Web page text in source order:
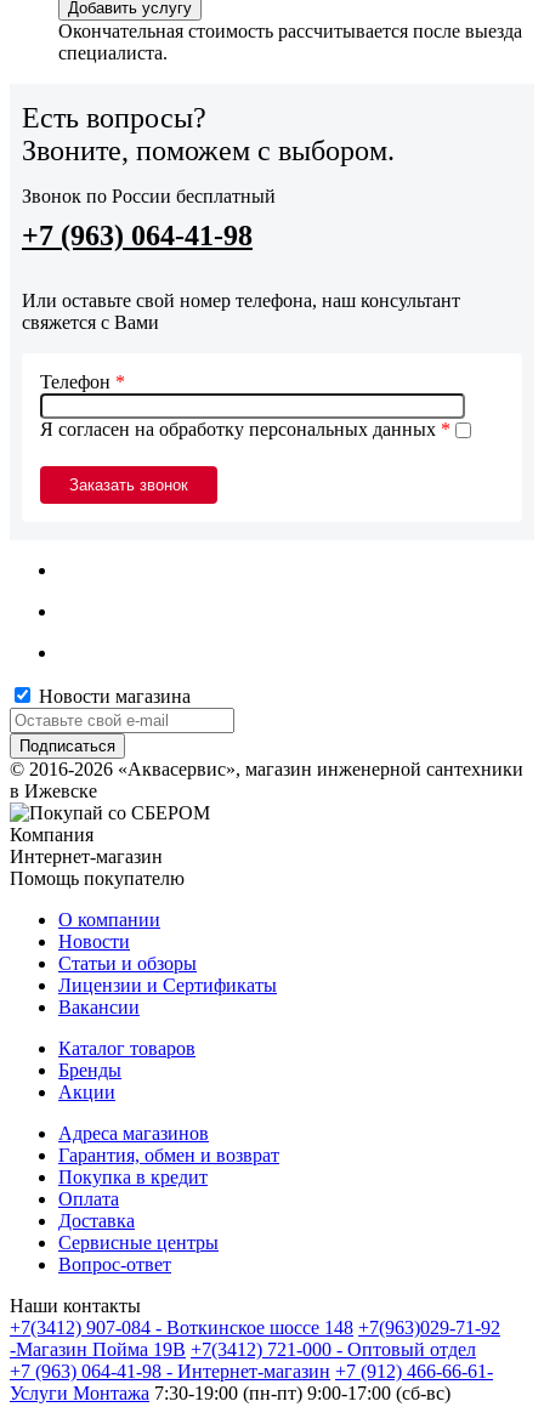
Добавить услугу
Окончательная стоимость рассчитывается после выезда
специалиста.
Есть вопросы?
Звоните, поможем с выбором.
Звонок по России бесплатный
+7 (963) 064-41-98
Или оставьте свой номер телефона, наш консультант
свяжется с Вами
Я согласен на обработку персональных данных *
Телефон *
Новости магазина
© 2016-2026 «Аквасервис», магазин инженерной сантехники
в Ижевске
Компания
Интернет-магазин
Помощь покупателю
О компании
Новости
Статьи и обзоры
Лицензии и Сертификаты
Вакансии
Каталог товаров
Бренды
Акции
Адреса магазинов
Гарантия, обмен и возврат
Покупка в кредит
Оплата
Доставка
Сервисные центры
Вопрос-ответ
Наши контакты
+7(3412) 907-084 - Воткинское шоссе 148 +7(963)029-71-92
-Магазин Пойма 19В +7(3412) 721-000 - Оптовый отдел
+7 (963) 064-41-98 - Интернет-магазин +7 (912) 466-66-61-
Услуги Монтажа 7:30-19:00 (пн-пт) 9:00-17:00 (сб-вс)